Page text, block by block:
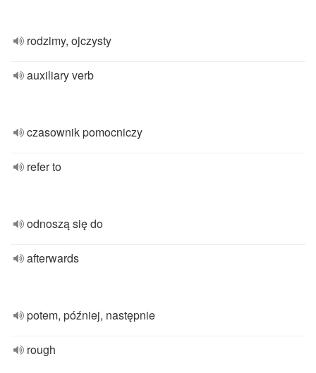
rodzimy, ojczysty
auxiliary verb
czasownik pomocniczy
refer to
odnoszą się do
afterwards
potem, później, następnie
rough